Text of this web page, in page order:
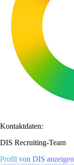
Kontaktdaten:
DIS Recruiting-Team
Profil von DIS anzeigen